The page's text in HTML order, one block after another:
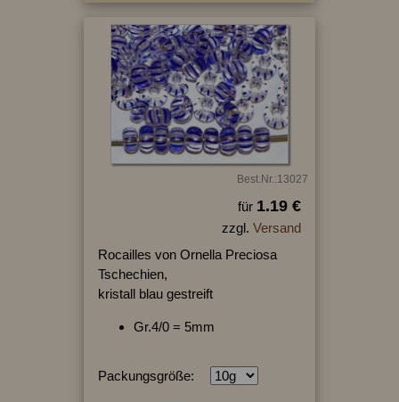
Best.Nr.:13027
für 1.19 €
zzgl. Versand
Rocailles von Ornella Preciosa
Tschechien,
kristall blau gestreift
Gr.4/0 = 5mm
Packungsgröße: